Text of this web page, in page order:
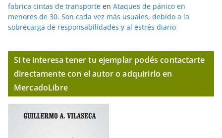
fabrica cintas de transporte en Ataques de pánico en
menores de 30. Son cada vez más usuales, debido a la
sobrecarga de responsabilidades y al estrés diario
Si te interesa tener tu ejemplar podés contactarte
directamente con el autor o adquirirlo en
MercadoLibre